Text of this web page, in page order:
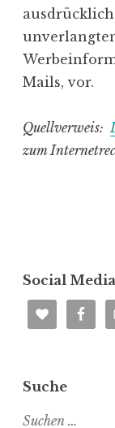
Mails, vor.
Quellverweis:
zum
Social Media
Suche
S